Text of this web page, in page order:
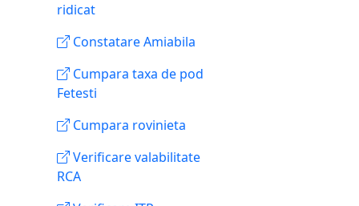
ridicat
Constatare Amiabila
Cumpara taxa de pod
Fetesti
Cumpara rovinieta
Verificare valabilitate
RCA